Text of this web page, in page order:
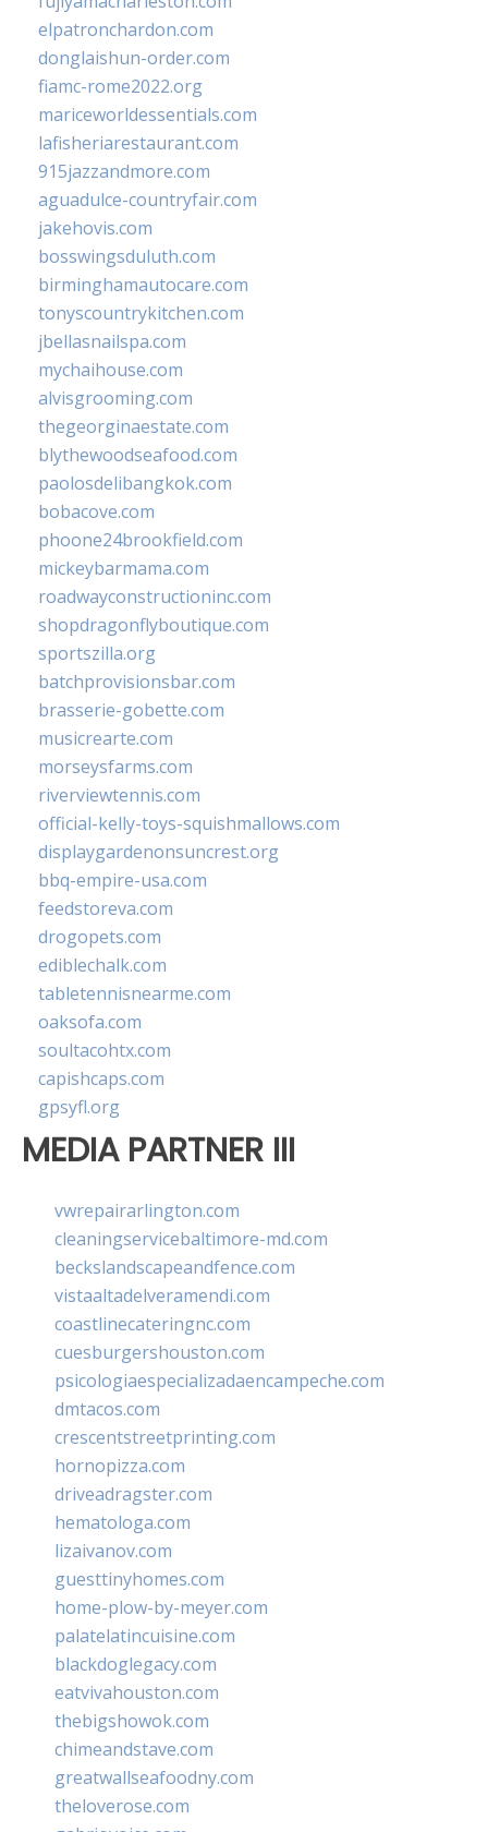
elpatronchardon.com
donglaishun-order.com
fiamc-rome2022.org
mariceworldessentials.com
lafisheriarestaurant.com
915jazzandmore.com
aguadulce-countryfair.com
jakehovis.com
bosswingsduluth.com
birminghamautocare.com
tonyscountrykitchen.com
jbellasnailspa.com
mychaihouse.com
alvisgrooming.com
thegeorginaestate.com
blythewoodseafood.com
paolosdelibangkok.com
bobacove.com
phoone24brookfield.com
mickeybarmama.com
roadwayconstructioninc.com
shopdragonflyboutique.com
sportszilla.org
batchprovisionsbar.com
brasserie-gobette.com
musicrearte.com
morseysfarms.com
riverviewtennis.com
official-kelly-toys-squishmallows.com
displaygardenonsuncrest.org
bbq-empire-usa.com
feedstoreva.com
drogopets.com
ediblechalk.com
tabletennisnearme.com
oaksofa.com
soultacohtx.com
capishcaps.com
gpsyfl.org
MEDIA PARTNER III
vwrepairarlington.com
cleaningservicebaltimore-md.com
beckslandscapeandfence.com
vistaaltadelveramendi.com
coastlinecateringnc.com
cuesburgershouston.com
psicologiaespecializadaencampeche.com
dmtacos.com
crescentstreetprinting.com
hornopizza.com
driveadragster.com
hematologa.com
lizaivanov.com
guesttinyhomes.com
home-plow-by-meyer.com
palatelatincuisine.com
blackdoglegacy.com
eatvivahouston.com
thebigshowok.com
chimeandstave.com
greatwallseafoodny.com
theloverose.com